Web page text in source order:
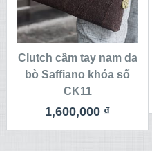
Clutch cầm tay nam da
bò Saffiano khóa số
CK11
1,600,000 ₫